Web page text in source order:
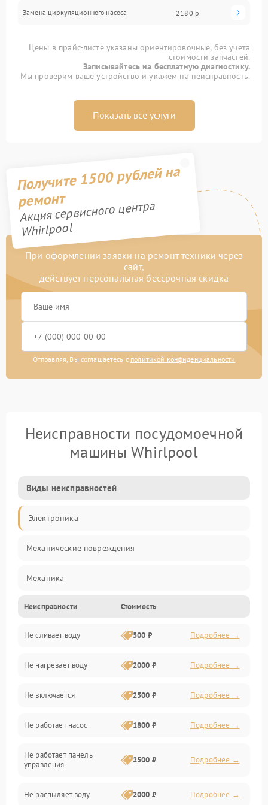
Замена циркуляционного насоса 2180 р
Цены в прайс-листе указаны ориентировочные, без учета
стоимости запчастей.
Записывайтесь на бесплатную диагностику.
Мы проверим ваше устройство и укажем на неисправность.
Показать все услуги
Получите 1500 рублей на
ремонт
Акция сервисного центра
Whirlpool
При оформлении заявки на ремонт техники через
сайт,
действует персональная бессрочная скидка
Отправляя, Вы соглашаетесь с политикой конфиденциальности
Неисправности посудомоечной
машины Whirlpool
Виды неисправностей
Электроника
Механические повреждения
Механика
Управление
Электропитание
Датчики
Нагрев
Вода
Гигиена
Программное обеспечение
Неисправности Стоимость
Не сливает воду 500 ₽ Подробнее →
Не нагревает воду 2000 ₽ Подробнее →
Не включается 2500 ₽ Подробнее →
Не работает насос 1800 ₽ Подробнее →
Не работает панель
управления
2500 ₽ Подробнее →
Не распыляет воду 2000 ₽ Подробнее →